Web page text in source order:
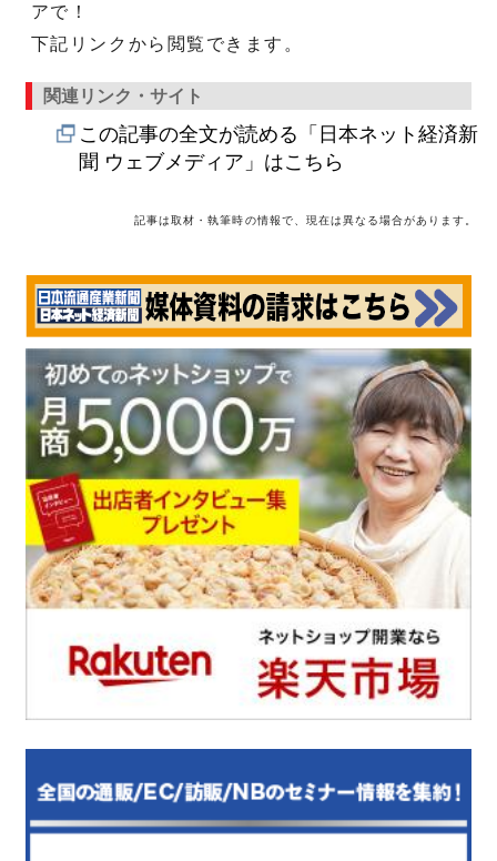
アで！
下記リンクから閲覧できます。
関連リンク・サイト
この記事の全文が読める「日本ネット経済新
聞 ウェブメディア」はこちら
記事は取材・執筆時の情報で、現在は異なる場合があります。